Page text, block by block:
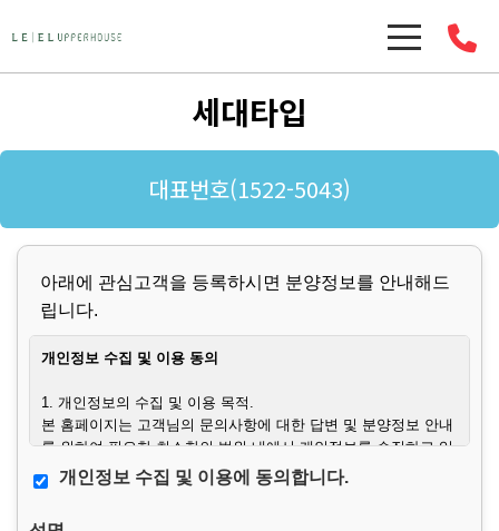
세대타입
대표번호(1522-5043)
아래에 관심고객을 등록하시면 분양정보를 안내해드
립니다.
개인정보 수집 및 이용 동의
1. 개인정보의 수집 및 이용 목적.
본 홈페이지는 고객님의 문의사항에 대한 답변 및 분양정보 안내
를 위하여 필요한 최소한의 범위 내에서 개인정보를 수집하고 있
습니다.
또한 허위 문의, 타인 개인정보 도용, 스팸성 문의, 분쟁 발생 시
개인정보 수집 및 이용에 동의합니다.